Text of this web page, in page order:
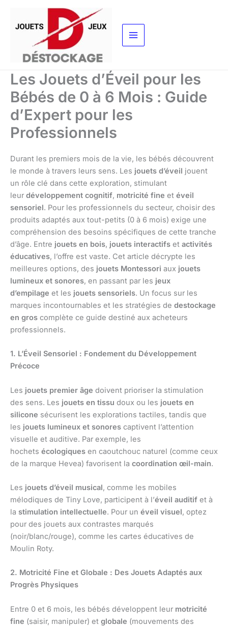
contenu
Les Jouets d’Éveil pour les
Bébés de 0 à 6 Mois : Guide
d’Expert pour les
Professionnels
Durant les premiers mois de la vie, les bébés découvrent
le monde à travers leurs sens. Les jouets d’éveil jouent
un rôle clé dans cette exploration, stimulant
leur développement cognitif, motricité fine et éveil
sensoriel. Pour les professionnels du secteur, choisir des
produits adaptés aux tout-petits (0 à 6 mois) exige une
compréhension des besoins spécifiques de cette tranche
d’âge. Entre jouets en bois, jouets interactifs et activités
éducatives, l’offre est vaste. Cet article décrypte les
meilleures options, des jouets Montessori aux jouets
lumineux et sonores, en passant par les jeux
d’empilage et les jouets sensoriels. Un focus sur les
marques incontournables et les stratégies de destockage
en gros complète ce guide destiné aux acheteurs
professionnels.
1. L’Éveil Sensoriel : Fondement du Développement
Précoce
Les jouets premier âge doivent prioriser la stimulation
des sens. Les jouets en tissu doux ou les jouets en
silicone sécurisent les explorations tactiles, tandis que
les jouets lumineux et sonores captivent l’attention
visuelle et auditive. Par exemple, les
hochets écologiques en caoutchouc naturel (comme ceux
de la marque Hevea) favorisent la coordination œil-main.
Les jouets d’éveil musical, comme les mobiles
mélodiques de Tiny Love, participent à l’éveil auditif et à
la stimulation intellectuelle. Pour un éveil visuel, optez
pour des jouets aux contrastes marqués
(noir/blanc/rouge), comme les cartes éducatives de
Moulin Roty.
2. Motricité Fine et Globale : Des Jouets Adaptés aux
Progrès Physiques
Entre 0 et 6 mois, les bébés développent leur motricité
fine (saisir, manipuler) et globale (mouvements des